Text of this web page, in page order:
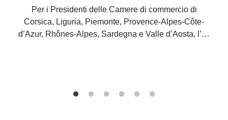
Per i Presidenti delle Camere di commercio di
Corsica, Liguria, Piemonte, Provence-Alpes-Côte-
d’Azur, Rhônes-Alpes, Sardegna e Valle d’Aosta, l’…